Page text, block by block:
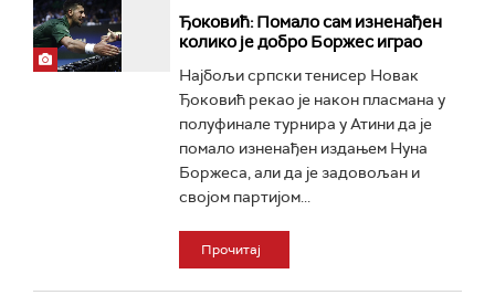
Ђоковић: Помало сам изненађен
колико је добро Боржес играо
Најбољи српски тенисер Новак
Ђоковић рекао је након пласмана у
полуфинале турнира у Атини да је
помало изненађен издањем Нуна
Боржеса, али да је задовољан и
својом партијом...
Прочитај